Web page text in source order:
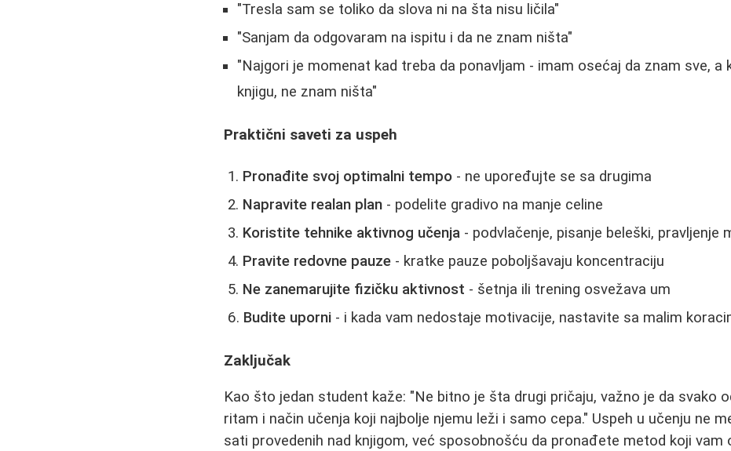
"Tresla sam se toliko da slova ni na šta nisu ličila"
"Sanjam da odgovaram na ispitu i da ne znam ništa"
"Najgori je momenat kad treba da ponavljam - imam osećaj da znam sve, a
knjigu, ne znam ništa"
Praktični saveti za uspeh
Pronađite svoj optimalni tempo - ne upoređujte se sa drugima
Napravite realan plan - podelite gradivo na manje celine
Koristite tehnike aktivnog učenja - podvlačenje, pisanje beleški, pravljenje
Pravite redovne pauze - kratke pauze poboljšavaju koncentraciju
Ne zanemarujite fizičku aktivnost - šetnja ili trening osvežava um
Budite uporni - i kada vam nedostaje motivacije, nastavite sa malim
Zaključak
Kao što jedan student kaže: "Ne bitno je šta drugi pričaju, važno je da svako
ritam i način učenja koji najbolje njemu leži i samo cepa." Uspeh u učenju ne
sati provedenih nad knjigom, već sposobnošću da pronađete metod koji vam